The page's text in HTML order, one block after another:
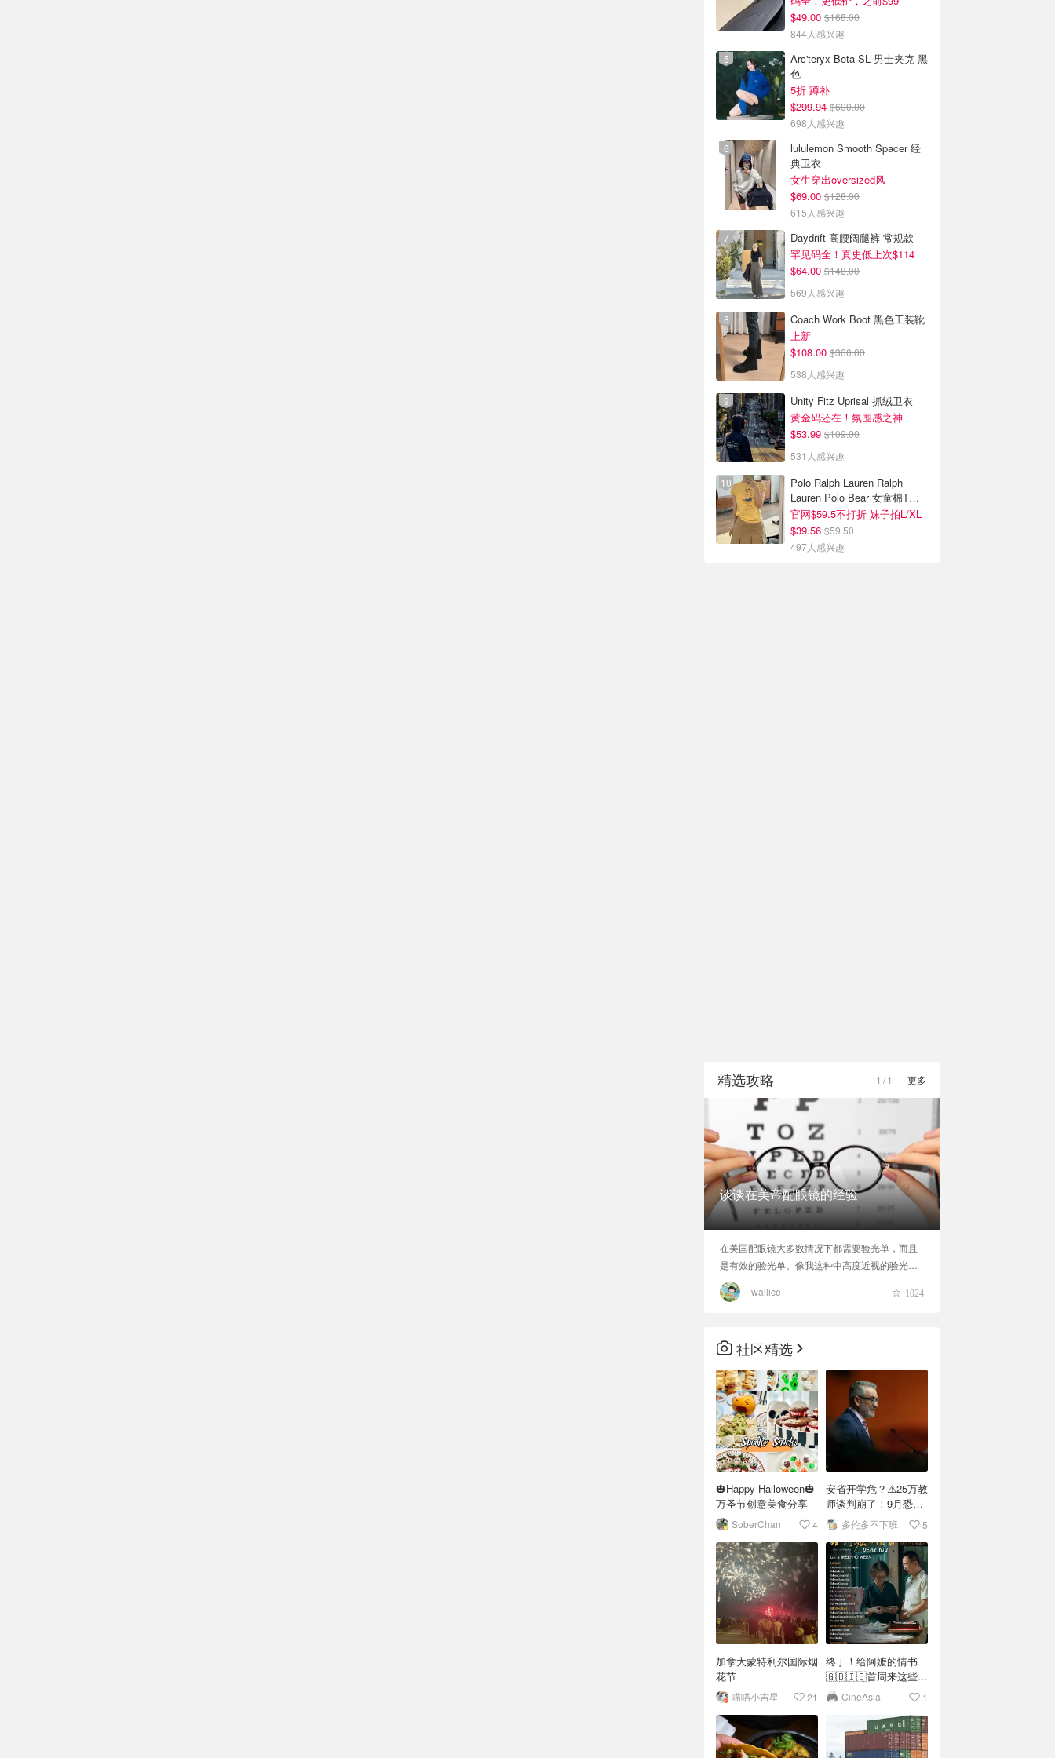
$49.00 $168.00
844人感兴趣
Arc'teryx Beta SL 男士夹克 黑
色
5折 蹲补
$299.94 $600.00
698人感兴趣
lululemon Smooth Spacer 经
典卫衣
女生穿出oversized风
$69.00 $128.00
615人感兴趣
Daydrift 高腰阔腿裤 常规款
罕见码全！真史低上次$114
$64.00 $148.00
569人感兴趣
Coach Work Boot 黑色工装靴
上新
$108.00 $360.00
538人感兴趣
Unity Fitz Uprisal 抓绒卫衣
黄金码还在！氛围感之神
$53.99 $109.00
531人感兴趣
Polo Ralph Lauren Ralph
Lauren Polo Bear 女童棉T恤
染色 1件
官网$59.5不打折 妹子拍L/XL
$39.56 $59.50
497人感兴趣
1 /1 更多
精选攻略
谈谈在美帝配眼镜的经验
在美国配眼镜大多数情况下都需要验光单，而且
是有效的验光单。像我这种中高度近视的验光单
有效期是1年，而有些低度数的就是2年。如果你
是中高度近视的话，最好每年去看一下眼科医生
1024
wallice
社区精选
🎃Happy Halloween🎃
万圣节创意美食分享
SoberChan 4
安省开学危？⚠️25万教
师谈判崩了！9月恐罢
工？多伦多不下班 5
加拿大蒙特利尔国际烟
花节
喵喵小吉星 21
终于！给阿嬷的情书
🇬🇧🇮🇪首周来这些影
院 CineAsia 1